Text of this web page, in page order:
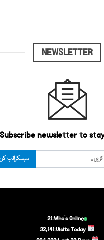
NEWSLETTER
newsletter to
سبسکرائب
Who's Online:
21
Visits Today:
32,141